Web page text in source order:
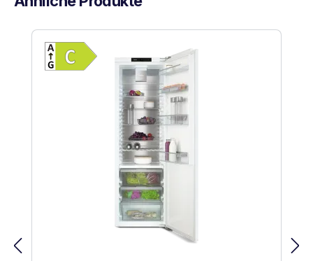
Produktgalerie überspringen
Energieklasse C. Höchste bis